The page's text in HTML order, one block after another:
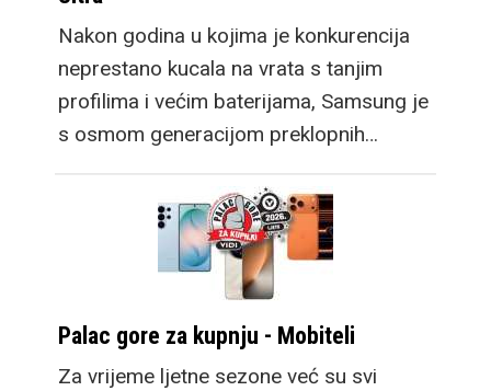
Nakon godina u kojima je konkurencija
neprestano kucala na vrata s tanjim
profilima i većim baterijama, Samsung je
s osmom generacijom preklopnih…
Palac gore za kupnju - Mobiteli
Za vrijeme ljetne sezone već su svi